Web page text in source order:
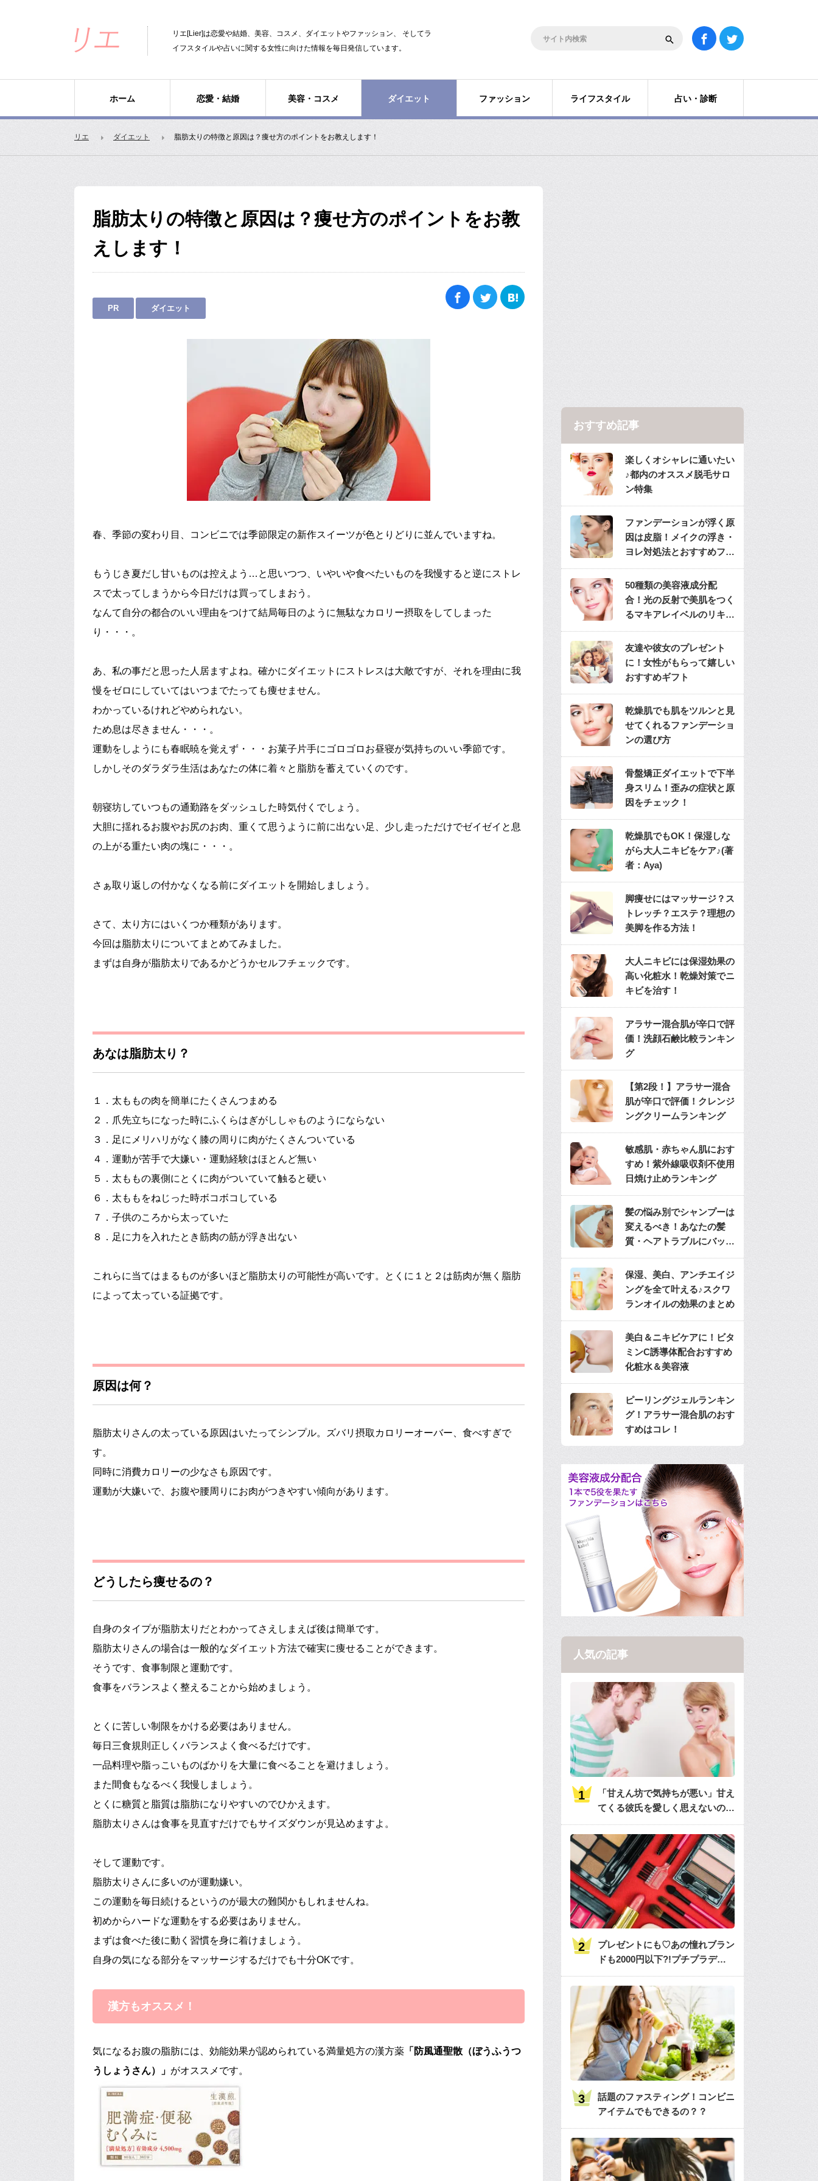
リエ[Lier]は恋愛や結婚、美容、コスメ、ダイエットやファッション、 そしてラ
イフスタイルや占いに関する女性に向けた情報を毎日発信しています。
ホーム 恋愛・結婚 美容・コスメ ダイエット ファッション ライフスタイル 占い・診断
リエ ダイエット 脂肪太りの特徴と原因は？痩せ方のポイントをお教えします！
脂肪太りの特徴と原因は？痩せ方のポイントをお教
えします！
PR ダイエット
春、季節の変わり目、コンビニでは季節限定の新作スイーツが色とりどりに並んでいますね。
もうじき夏だし甘いものは控えよう…と思いつつ、いやいや食べたいものを我慢すると逆にストレ
スで太ってしまうから今日だけは買ってしまおう。
なんて自分の都合のいい理由をつけて結局毎日のように無駄なカロリー摂取をしてしまった
り・・・。
あ、私の事だと思った人居ますよね。確かにダイエットにストレスは大敵ですが、それを理由に我
慢をゼロにしていてはいつまでたっても痩せません。
わかっているけれどやめられない。
ため息は尽きません・・・。
運動をしようにも春眠暁を覚えず・・・お菓子片手にゴロゴロお昼寝が気持ちのいい季節です。
しかしそのダラダラ生活はあなたの体に着々と脂肪を蓄えていくのです。
朝寝坊していつもの通勤路をダッシュした時気付くでしょう。
大胆に揺れるお腹やお尻のお肉、重くて思うように前に出ない足、少し走っただけでゼイゼイと息
の上がる重たい肉の塊に・・・。
さぁ取り返しの付かなくなる前にダイエットを開始しましょう。
さて、太り方にはいくつか種類があります。
今回は脂肪太りについてまとめてみました。
まずは自身が脂肪太りであるかどうかセルフチェックです。
あなは脂肪太り？
１．太ももの肉を簡単にたくさんつまめる
２．爪先立ちになった時にふくらはぎがししゃものようにならない
３．足にメリハリがなく膝の周りに肉がたくさんついている
４．運動が苦手で大嫌い・運動経験はほとんど無い
５．太ももの裏側にとくに肉がついていて触ると硬い
６．太ももをねじった時ボコボコしている
７．子供のころから太っていた
８．足に力を入れたとき筋肉の筋が浮き出ない
これらに当てはまるものが多いほど脂肪太りの可能性が高いです。とくに１と２は筋肉が無く脂肪
によって太っている証拠です。
原因は何？
脂肪太りさんの太っている原因はいたってシンプル。ズバリ摂取カロリーオーバー、食べすぎで
す。
同時に消費カロリーの少なさも原因です。
運動が大嫌いで、お腹や腰周りにお肉がつきやすい傾向があります。
どうしたら痩せるの？
自身のタイプが脂肪太りだとわかってさえしまえば後は簡単です。
脂肪太りさんの場合は一般的なダイエット方法で確実に痩せることができます。
そうです、食事制限と運動です。
食事をバランスよく整えることから始めましょう。
とくに苦しい制限をかける必要はありません。
毎日三食規則正しくバランスよく食べるだけです。
一品料理や脂っこいものばかりを大量に食べることを避けましょう。
また間食もなるべく我慢しましょう。
とくに糖質と脂質は脂肪になりやすいのでひかえます。
脂肪太りさんは食事を見直すだけでもサイズダウンが見込めますよ。
そして運動です。
脂肪太りさんに多いのが運動嫌い。
この運動を毎日続けるというのが最大の難関かもしれませんね。
初めからハードな運動をする必要はありません。
まずは食べた後に動く習慣を身に着けましょう。
自身の気になる部分をマッサージするだけでも十分OKです。
漢方もオススメ！
気になるお腹の脂肪には、効能効果が認められている満量処方の漢方薬 「防風通聖散（ぼうふうつ
うしょうさん）」 がオススメです。
おすすめ記事
楽しくオシャレに通いたい
♪都内のオススメ脱毛サロ
ン特集
ファンデーションが浮く原
因は皮脂！メイクの浮き・
ヨレ対処法とおすすめファ
ンデ
50種類の美容液成分配
合！光の反射で美肌をつく
るマキアレイベルのリキッ
ドファンデ
友達や彼女のプレゼント
に！女性がもらって嬉しい
おすすめギフト
乾燥肌でも肌をツルンと見
せてくれるファンデーショ
ンの選び方
骨盤矯正ダイエットで下半
身スリム！歪みの症状と原
因をチェック！
乾燥肌でもOK！保湿しな
がら大人ニキビをケア♪(著
者：Aya)
脚痩せにはマッサージ？ス
トレッチ？エステ？理想の
美脚を作る方法！
大人ニキビには保湿効果の
高い化粧水！乾燥対策でニ
キビを治す！
アラサー混合肌が辛口で評
価！洗顔石鹸比較ランキン
グ
【第2段！】アラサー混合
肌が辛口で評価！クレンジ
ングクリームランキング
敏感肌・赤ちゃん肌におす
すめ！紫外線吸収剤不使用
日焼け止めランキング
髪の悩み別でシャンプーは
変えるべき！あなたの髪
質・ヘアトラブルにバッチ
リのシャンプーは？
保湿、美白、アンチエイジ
ングを全て叶える♪スクワ
ランオイルの効果のまとめ
美白＆ニキビケアに！ビタ
ミンC誘導体配合おすすめ
化粧水＆美容液
ピーリングジェルランキン
グ！アラサー混合肌のおす
すめはコレ！
人気の記事
「甘えん坊で気持ちが悪い」甘え
てくる彼氏を愛しく思えないのは
何故？
プレゼントにも♡あの憧れブラン
ドも2000円以下?!プチプラデパ
コス36選大特集♡
話題のファスティング！コンビニ
アイテムでもできるの？？